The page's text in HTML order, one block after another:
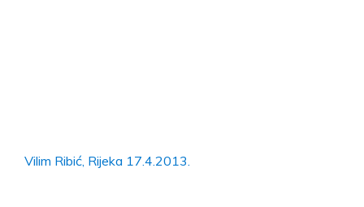
Vilim Ribić, Rijeka 17.4.2013.